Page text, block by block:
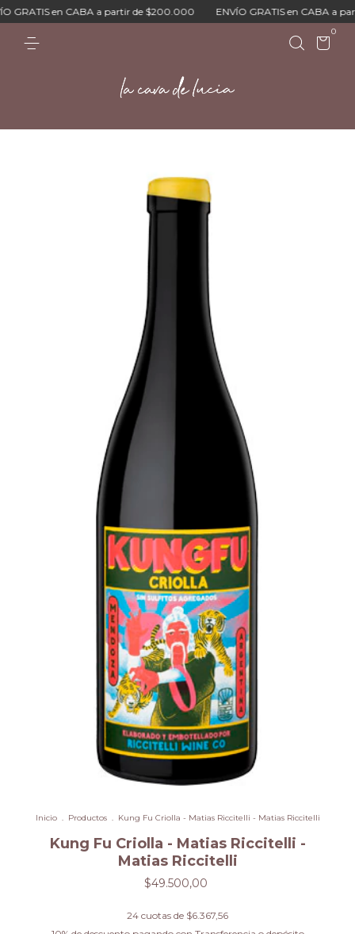
GRATIS en CABA a partir de $200.000 ENVÍO GRATIS en CABA a
0
Inicio . Productos . Kung Fu Criolla - Matias Riccitelli - Matias Riccitelli
Kung Fu Criolla - Matias Riccitelli -
Matias Riccitelli
$49.500,00
24 cuotas de $6.367,56